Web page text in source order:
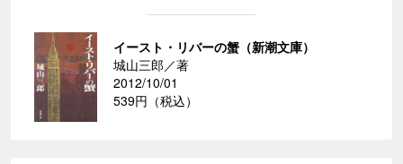
イースト・リバーの蟹（新潮文庫）
城山三郎／著
2012/10/01
539円（税込）